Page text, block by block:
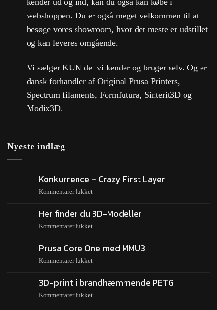
webshoppen. Du er også meget velkommen til at
besøge vores showroom, hvor det meste er udstillet
og kan leveres omgående.
Vi sælger KUN det vi kender og bruger selv. Og er
dansk forhandler af Original Prusa Printers,
Spectrum filaments, Formfutura, Sinterit3D og
Modix3D.
Nyeste indlæg
Konkurrence – Crazy First Layer
Kommentarer lukket
Her finder du 3D-Modeller
Kommentarer lukket
Prusa Core One med MMU3
Kommentarer lukket
3D-print i brandhæmmende PETG
Kommentarer lukket